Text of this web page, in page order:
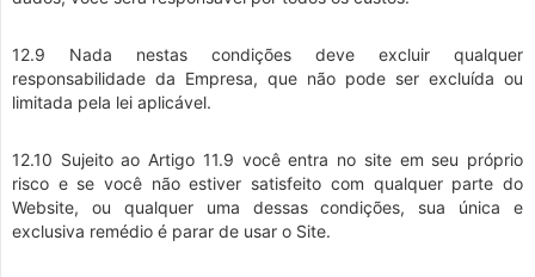
12.9 Nada nestas condições deve excluir qualquer
responsabilidade da Empresa, que não pode ser excluída ou
limitada pela lei aplicável.
12.10 Sujeito ao Artigo 11.9 você entra no site em seu próprio
risco e se você não estiver satisfeito com qualquer parte do
Website, ou qualquer uma dessas condições, sua única e
exclusiva remédio é parar de usar o Site.